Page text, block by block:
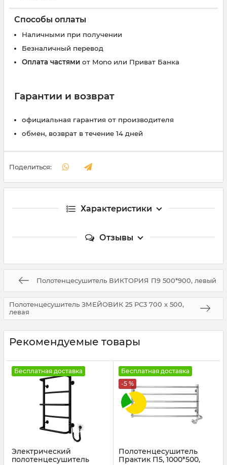
Способы оплаты
Наличными при получении
Безналичный перевод
Оплата частями от Mono или Приват Банка
Гарантии и возврат
официальная гарантия от производителя
обмен, возврат в течение 14 дней
Поделиться:
Характеристики
Отзывы
Полотенцесушитель ВИКТОРИЯ П9 500*900, левый
Полотенцесушитель ЗМЕЙОВИК 25 РС3 700 х 500,
левая
Рекомендуемые товары
Бесплатная доставка
Электрический
полотенцесушитель
Бесплатная доставка
-5 %
Полотенцесушитель
Практик П5, 1000*500,